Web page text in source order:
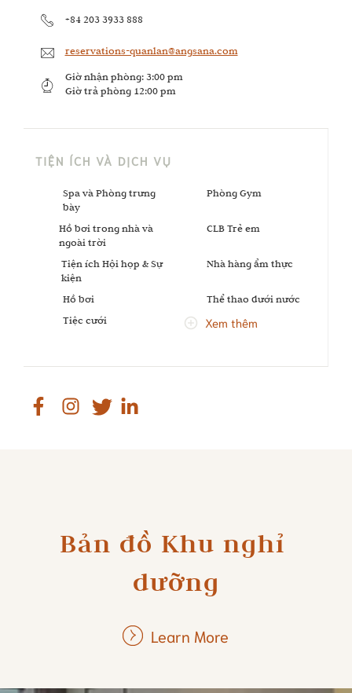
+84 203 3933 888
reservations-quanlan@angsana.com
Giờ nhận phòng:3:00 pm
Giờ trả phòng12:00 pm
TIỆN ÍCH VÀ DỊCH VỤ
Spa và Phòng trưng
bày
Phòng Gym
Hồ bơi trong nhà và
ngoài trời
CLB Trẻ em
Tiện ích Hội họp & Sự
kiện
Nhà hàng ẩm thực
Hồ bơi
Thể thao dưới nước
Tiệc cưới
Xem thêm
Bản đồ Khu nghỉ
dưỡng
Learn More